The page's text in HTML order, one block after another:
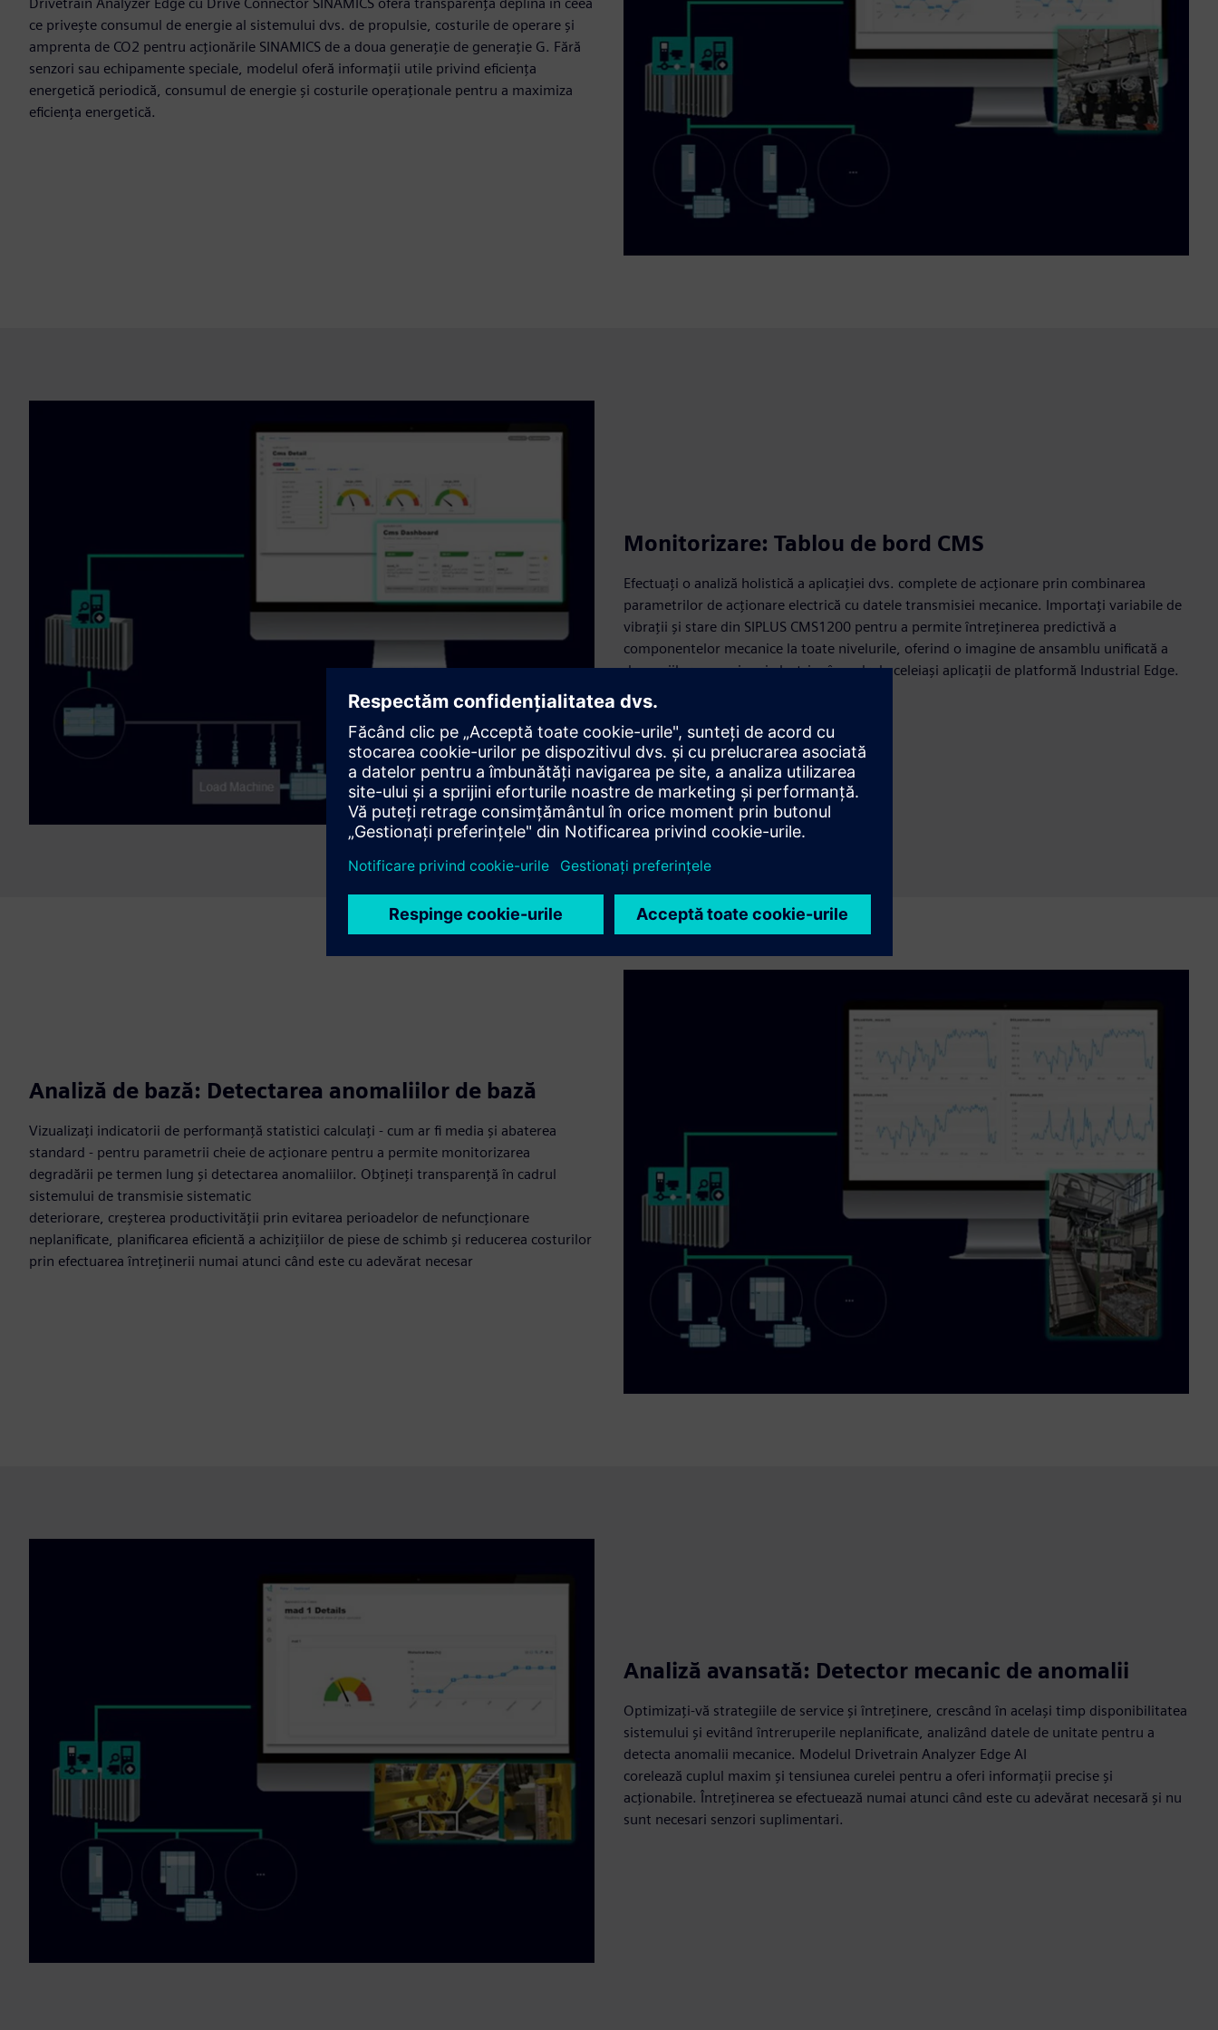
ce privește consumul de energie al sistemului dvs. de propulsie, costurile de operare și
amprenta de CO2 pentru acționările SINAMICS de a doua generație de generație G. Fără
senzori sau echipamente speciale, modelul oferă informații utile privind eficiența
energetică periodică, consumul de energie și costurile operaționale pentru a maximiza
eficiența energetică.
Monitorizare: Tablou de bord CMS
Efectuați o analiză holistică a aplicației dvs. complete de acționare prin combinarea
parametrilor de acționare electrică cu datele transmisiei mecanice. Importați variabile de
vibrații și stare din SIPLUS CMS1200 pentru a permite întreținerea predictivă a
componentelor mecanice la toate nivelurile, oferind o imagine de ansamblu unificată a
domeniilor mecanice și electrice în cadrul aceleiași aplicații de platformă Industrial Edge.
Analiză de bază: Detectarea anomaliilor de bază
Vizualizați indicatorii de performanță statistici calculați - cum ar fi media și abaterea
standard - pentru parametrii cheie de acționare pentru a permite monitorizarea
degradării pe termen lung și detectarea anomaliilor. Obțineți transparență în cadrul
sistemului de transmisie sistematic
deteriorare, creșterea productivității prin evitarea perioadelor de nefuncționare
neplanificate, planificarea eficientă a achizițiilor de piese de schimb și reducerea costurilor
prin efectuarea întreținerii numai atunci când este cu adevărat necesar
Analiză avansată: Detector mecanic de anomalii
Optimizați-vă strategiile de service și întreținere, crescând în același timp disponibilitatea
sistemului și evitând întreruperile neplanificate, analizând datele de unitate pentru a
detecta anomalii mecanice. Modelul Drivetrain Analyzer Edge AI
corelează cuplul maxim și tensiunea curelei pentru a oferi informații precise și
acționabile. Întreținerea se efectuează numai atunci când este cu adevărat necesară și nu
sunt necesari senzori suplimentari.